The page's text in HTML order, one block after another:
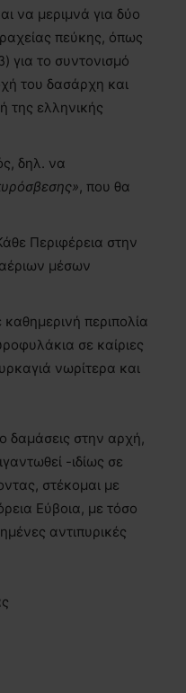
να μεριμνά για δύο
πεύκης, όπως
για το συντονισμό
του δασάρχη και
της ελληνικής
δηλ. να
, που θα
Περιφέρεια στην
μέσων
περιπολία
σε καίριες
νωρίτερα και
δαμάσεις στην αρχή,
-ιδίως σε
στέκομαι με
Εύβοια, με τόσο
αντιπυρικές